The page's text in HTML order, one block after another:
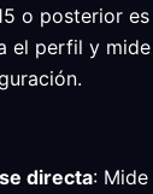
o posterior
el perfil y
directa: